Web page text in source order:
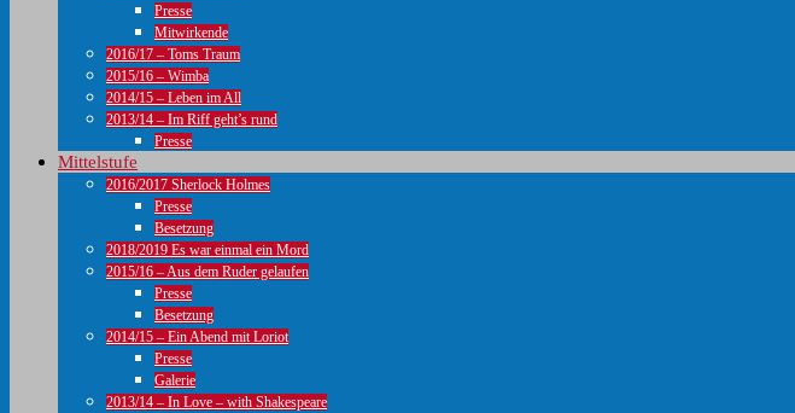
Presse
Mitwirkende
2016/17 – Toms Traum
2015/16 – Wimba
2014/15 – Leben im All
2013/14 – Im Riff geht’s rund
Presse
Mittelstufe
2016/2017 Sherlock Holmes
Presse
Besetzung
2018/2019 Es war einmal ein Mord
2015/16 – Aus dem Ruder gelaufen
Presse
Besetzung
2014/15 – Ein Abend mit Loriot
Presse
Galerie
2013/14 – In Love – with Shakespeare